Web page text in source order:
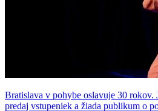
Bratislava v pohybe oslavuje 30 rokov.
predaj vstupeniek a žiada publikum o